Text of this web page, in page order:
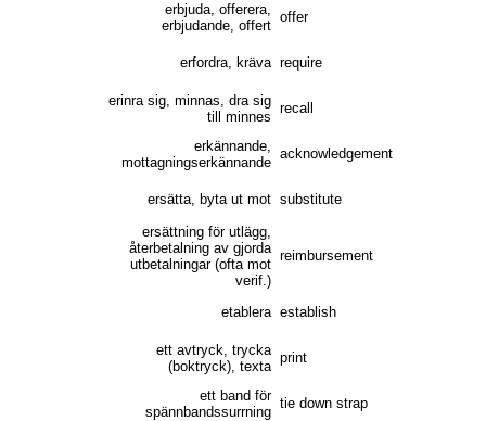
erbjuda, offerera,
erbjudande, offert
offer
erfordra, kräva require
erinra sig, minnas, dra sig
till minnes
recall
erkännande,
mottagningserkännande
acknowledgement
ersätta, byta ut mot substitute
ersättning för utlägg,
återbetalning av gjorda
utbetalningar (ofta mot
verif.)
reimbursement
etablera establish
ett avtryck, trycka
(boktryck), texta
print
ett band för
spännbandssurrning
tie down strap